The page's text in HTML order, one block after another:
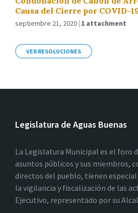
Causa del Cierre por COVID-
septiembre 21, 2020 1 attachment
VER RESOLUCIONES
Legislatura de Aguas Buenas
La Legislatura Municipal es el foro
asuntos públicos y sus miembros,
directos del pueblo, tienen
la vigilancia y fiscalización de las
Ejecutivo, representado por su